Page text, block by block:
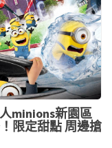
minions新園區
限定甜點 周邊搶